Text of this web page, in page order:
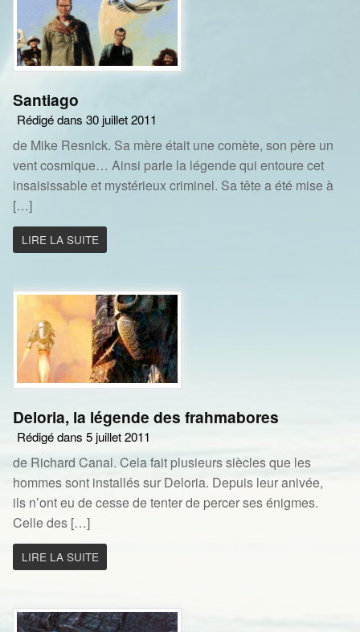
Santiago
Rédigé dans 30 juillet 2011
de Mike Resnick. Sa mère était une comète, son père un
vent cosmique… Ainsi parle la légende qui entoure cet
insaisissable et mystérieux criminel. Sa tête a été mise à
[…]
LIRE LA SUITE
Deloria, la légende des frahmabores
Rédigé dans 5 juillet 2011
de Richard Canal. Cela fait plusieurs siècles que les
hommes sont installés sur Deloria. Depuis leur anivée,
ils n’ont eu de cesse de tenter de percer ses énigmes.
Celle des […]
LIRE LA SUITE